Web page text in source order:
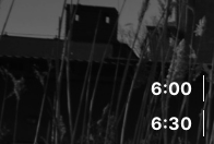
6:00
6:30